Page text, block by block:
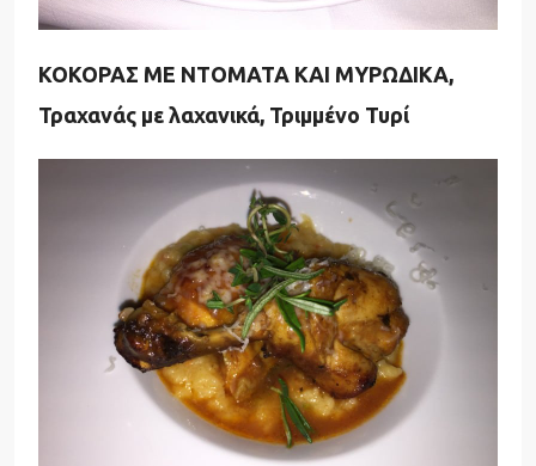
ΚΟΚΟΡΑΣ ΜΕ ΝΤΟΜΑΤΑ ΚΑΙ ΜΥΡΩΔΙΚΑ,
Τραχανάς με λαχανικά, Τριμμένο Τυρί